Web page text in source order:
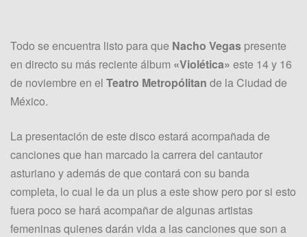
Todo se encuentra listo para que Nacho Vegas presente
en directo su más reciente álbum «Violética» este 14 y 16
de noviembre en el Teatro Metropólitan de la Ciudad de
México.
La presentación de este disco estará acompañada de
canciones que han marcado la carrera del cantautor
asturiano y además de que contará con su banda
completa, lo cual le da un plus a este show pero por si esto
fuera poco se hará acompañar de algunas artistas
femeninas quienes darán vida a las canciones que son a